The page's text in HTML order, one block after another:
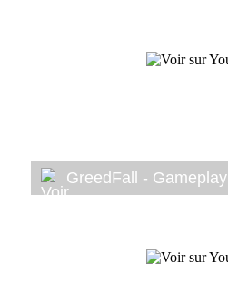
GreedFall - Gameplay